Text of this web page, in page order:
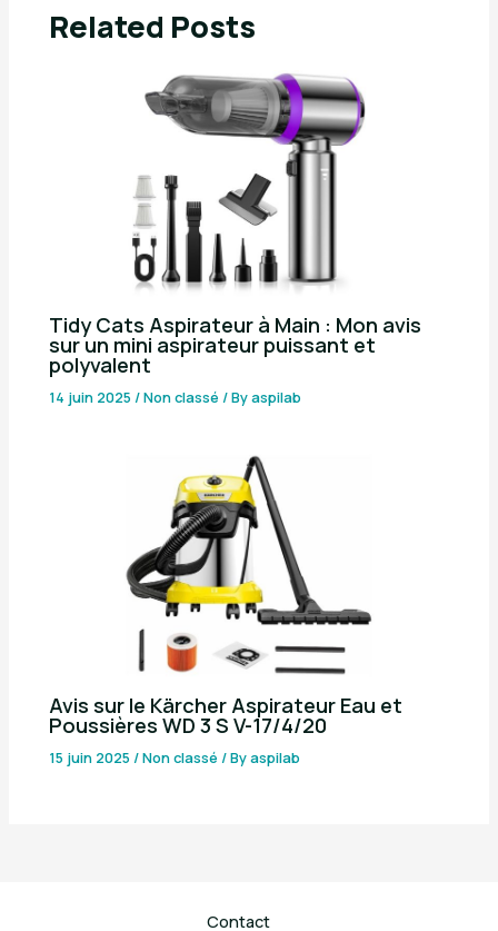
Related Posts
Tidy Cats Aspirateur à Main : Mon avis
sur un mini aspirateur puissant et
polyvalent
14 juin 2025/Non classé / Byaspilab
Avis sur le Kärcher Aspirateur Eau et
Poussières WD 3 S V-17/4/20
15 juin 2025/Non classé / Byaspilab
Contact